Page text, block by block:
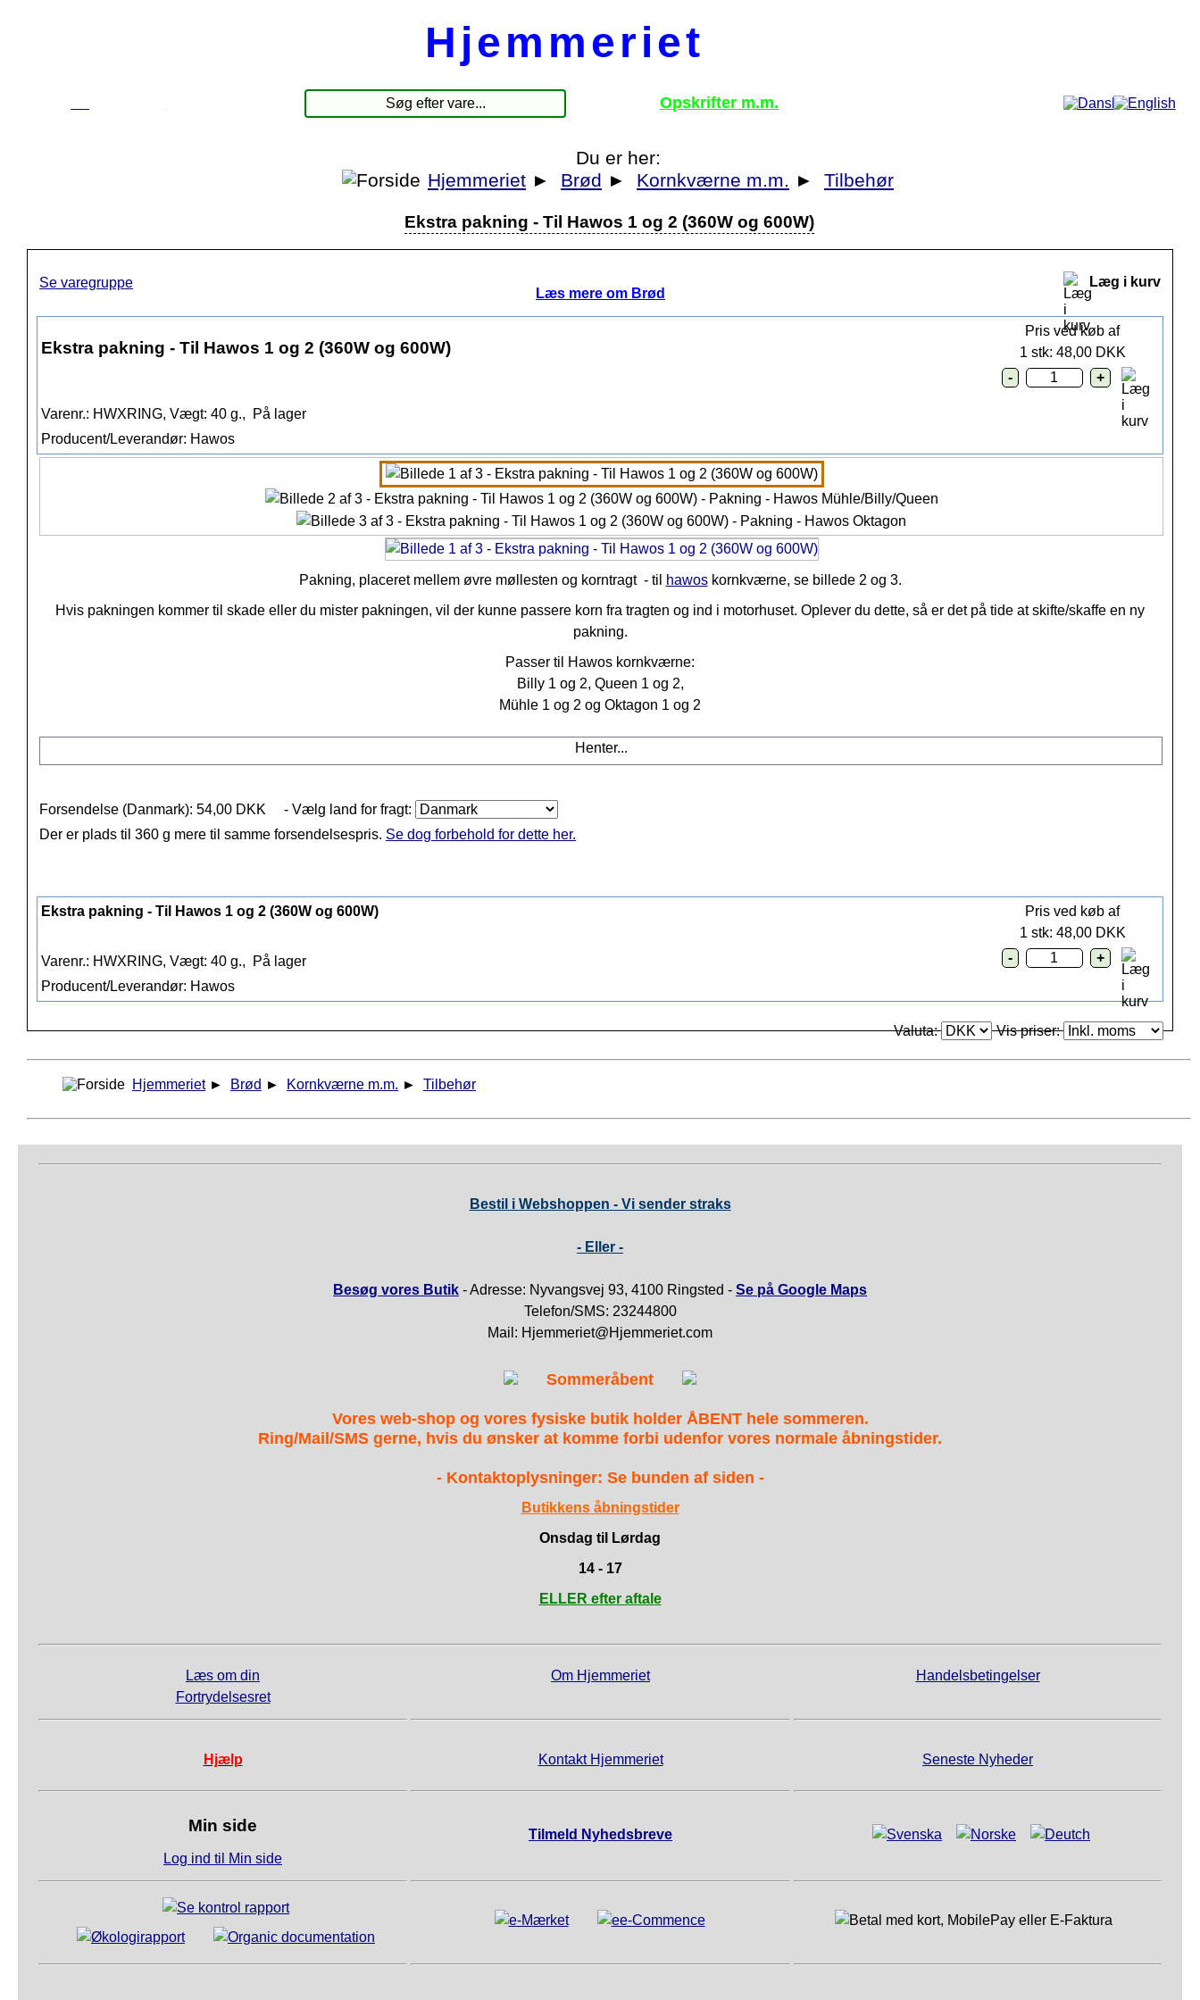
Hjemmeriet
Opskrifter m.m.
Du er her:
Hjemmeriet ► Brød ► Kornkværne m.m. ► Tilbehør
Ekstra pakning - Til Hawos 1 og 2 (360W og 600W)
Se varegruppe
Læs mere om Brød
Læg i kurv
Ekstra pakning - Til Hawos 1 og 2 (360W og 600W)
Varenr.: HWXRING, Vægt: 40 g.,
På lager
Producent/Leverandør: Hawos
Pris ved køb af
1 stk: 48,00 DKK
Pakning, placeret mellem øvre møllesten og korntragt - til hawoskornkværne, se billede 2 og 3.
Hvis pakningen kommer til skade eller du mister pakningen, vil der kunne passere korn fra tragten og ind i motorhuset. Oplever du dette, så er det på tide at skifte/skaffe en ny
pakning.
Passer til Hawos kornkværne:
Billy 1 og 2, Queen 1 og 2,
Mühle 1 og 2 og Oktagon 1 og 2
Henter...
Forsendelse (Danmark): 54,00 DKK
- Vælg land for fragt:
Der er plads til 360 g mere til samme forsendelsespris. Se dog forbehold for dette her.
Ekstra pakning - Til Hawos 1 og 2 (360W og 600W)
Varenr.: HWXRING, Vægt: 40 g.,
På lager
Producent/Leverandør: Hawos
Pris ved køb af
1 stk: 48,00 DKK
Valuta: Vis priser:
Hjemmeriet ► Brød ► Kornkværne m.m. ► Tilbehør
Bestil i Webshoppen - Vi sender straks
- Eller -
Besøg vores Butik - Adresse: Nyvangsvej 93, 4100 Ringsted - Se på Google Maps
Telefon/SMS: 23244800
Mail: Hjemmeriet@Hjemmeriet.com
Sommeråbent
Vores web-shop og vores fysiske butik holder ÅBENT hele sommeren.
Ring/Mail/SMS gerne, hvis du ønsker at komme forbi udenfor vores normale åbningstider.
- Kontaktoplysninger: Se bunden af siden -
Butikkens åbningstider
Onsdag til Lørdag
14 - 17
ELLER efter aftale
Læs om din
Fortrydelsesret
Om Hjemmeriet Handelsbetingelser
Hjælp Kontakt Hjemmeriet Seneste Nyheder
Min side
Log ind til Min side
Tilmeld Nyhedsbreve